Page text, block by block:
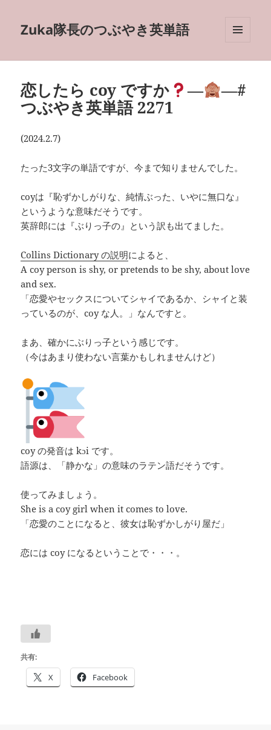
Zuka隊長のつぶやき英単語
ーとウ
恋したら coy ですか ―
―#
つぶやき英単語 2271
(2024.2.7)
たった3文字の単語ですが、今まで知りませんでした。
coyは『恥ずかしがりな、純情ぶった、いやに無口な』
というような意味だそうです。
英辞郎には『ぶりっ子の』という訳も出てました。
Collins Dictionary の説明によると、
A coy person is shy, or pretends to be shy, about love
and sex.
「恋愛やセックスについてシャイであるか、シャイと装
っているのが、coy な人。」なんですと。
まあ、確かにぶりっ子という感じです。
（今はあまり使わない言葉かもしれませんけど）
coy の発音は kɔi です。
語源は、「静かな」の意味のラテン語だそうです。
使ってみましょう。
She is a coy girl when it comes to love.
「恋愛のことになると、彼女は恥ずかしがり屋だ」
恋には coy になるということで・・・。
共有:
X Facebook